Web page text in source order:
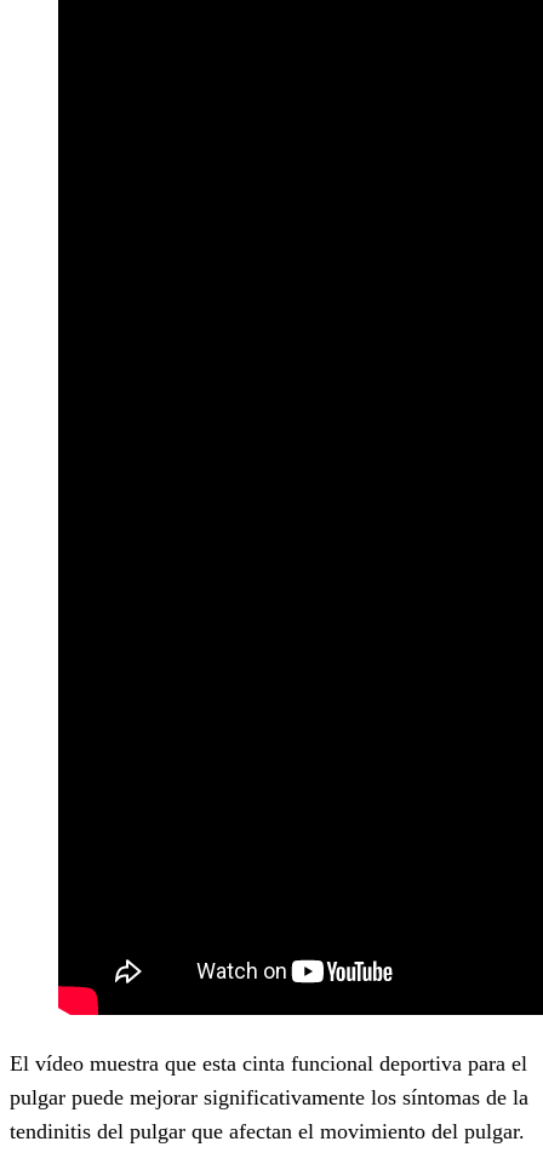
El vídeo muestra que esta cinta funcional deportiva para el
pulgar puede mejorar significativamente los síntomas de la
tendinitis del pulgar que afectan el movimiento del pulgar.